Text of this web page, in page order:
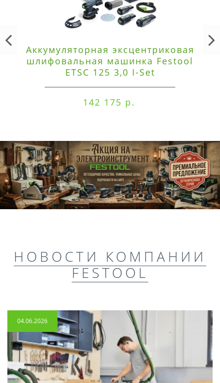
Аккумуляторная эксцентриковая
шлифовальная машинка Festool
ETSC 125 3,0 I-Set
142 175 р.
НОВОСТИ КОМПАНИИ
FESTOOL
04.06.2026